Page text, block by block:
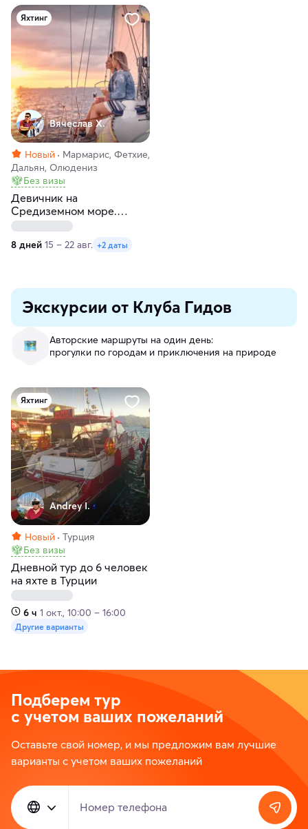
Яхтинг
Вячеслав Х.
Новый
Мармарис, Фетхие,
Дальян, Олюдениз
Без визы
Девичник на
Средиземном море.
Турецкие Мальдивы
8 дней 15 – 22 авг. +2 даты
Экскурсии от Клуба Гидов
Авторские маршруты на один день:
прогулки по городам и приключения на природе
Яхтинг
Andrey I.
Новый
Турция
Без визы
Дневной тур до 6 человек
на яхте в Турции
6 ч 1 окт., 10:00 – 16:00
Другие варианты
Подберем тур
с учетом ваших пожеланий
Оставьте свой номер, и мы предложим вам лучшие
варианты с учетом ваших пожеланий
Номер телефона